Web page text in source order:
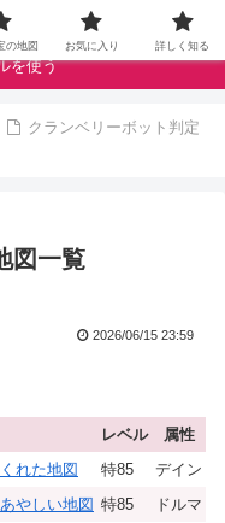
ースコアで評価します
を使う
クランベリーボット判定
図一覧
2026/06/15 23:59
レベル
属性
れた地図 特85
デイン
やしい地図 特85
ドルマ
の地図 お気に入り 詳しく知る